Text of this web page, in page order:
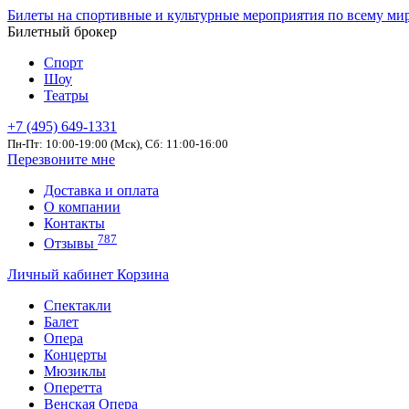
Билеты на спортивные и культурные мероприятия по всему
Билетный брокер
Спорт
Шоу
Театры
+7 (495) 649-1331
Пн-Пт: 10:00-19:00 (Мск), Сб: 11:00-16:00
Перезвоните мне
Доставка и оплата
О компании
Контакты
Отзывы 787
Личный кабинет Корзина
Спектакли
Балет
Опера
Концерты
Мюзиклы
Оперетта
Венская Опера